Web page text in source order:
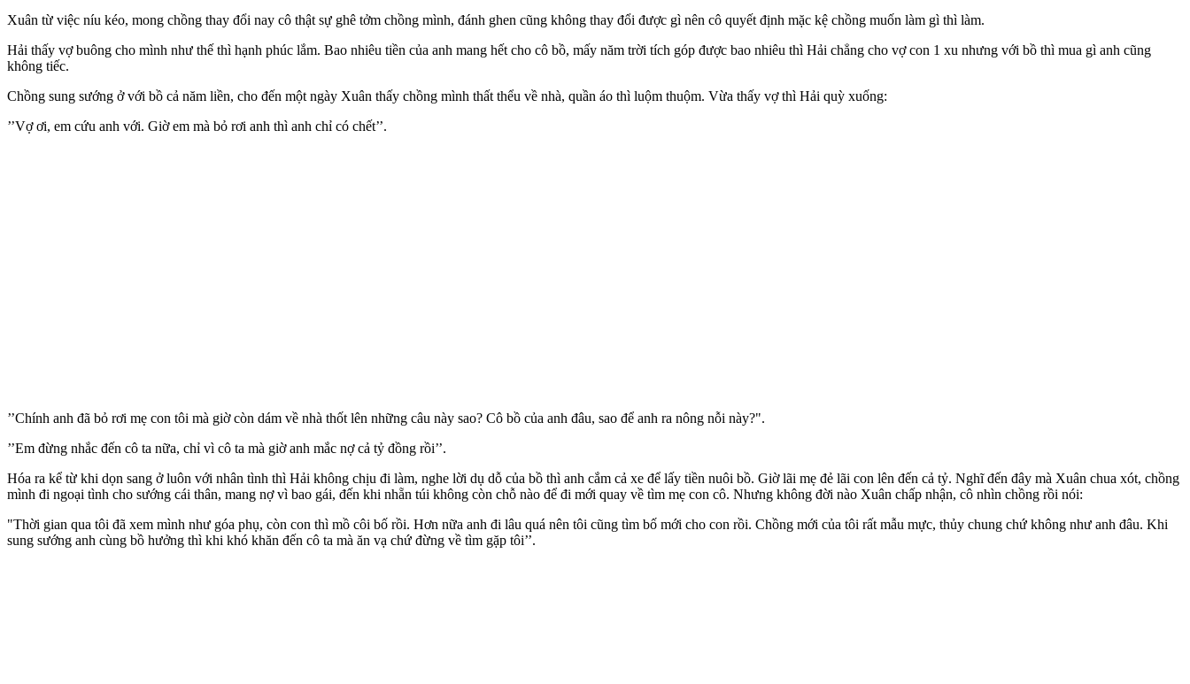
Xuân từ việc níu kéo, mong chồng thay đổi nay cô thật sự ghê tởm chồng mình, đánh ghen cũng không thay đổi được gì nên cô quyết định mặc kệ chồng muốn làm gì thì làm.
Hải thấy vợ buông cho mình như thế thì hạnh phúc lắm. Bao nhiêu tiền của anh mang hết cho cô bồ, mấy năm trời tích góp được bao nhiêu thì Hải chẳng cho vợ con 1 xu nhưng với bồ thì mua gì anh cũng
không tiếc.
Chồng sung sướng ở với bồ cả năm liền, cho đến một ngày Xuân thấy chồng mình thất thểu về nhà, quần áo thì luộm thuộm. Vừa thấy vợ thì Hải quỳ xuống:
’’Vợ ơi, em cứu anh với. Giờ em mà bỏ rơi anh thì anh chỉ có chết’’.
’’Chính anh đã bỏ rơi mẹ con tôi mà giờ còn dám về nhà thốt lên những câu này sao? Cô bồ của anh đâu, sao để anh ra nông nỗi này?".
’’Em đừng nhắc đến cô ta nữa, chỉ vì cô ta mà giờ anh mắc nợ cả tỷ đồng rồi’’.
Hóa ra kể từ khi dọn sang ở luôn với nhân tình thì Hải không chịu đi làm, nghe lời dụ dỗ của bồ thì anh cắm cả xe để lấy tiền nuôi bồ. Giờ lãi mẹ đẻ lãi con lên đến cả tỷ. Nghĩ đến đây mà Xuân chua xót, chồng
mình đi ngoại tình cho sướng cái thân, mang nợ vì bao gái, đến khi nhẵn túi không còn chỗ nào để đi mới quay về tìm mẹ con cô. Nhưng không đời nào Xuân chấp nhận, cô nhìn chồng rồi nói:
"Thời gian qua tôi đã xem mình như góa phụ, còn con thì mồ côi bố rồi. Hơn nữa anh đi lâu quá nên tôi cũng tìm bố mới cho con rồi. Chồng mới của tôi rất mẫu mực, thủy chung chứ không như anh đâu. Khi
sung sướng anh cùng bồ hưởng thì khi khó khăn đến cô ta mà ăn vạ chứ đừng về tìm gặp tôi’’.